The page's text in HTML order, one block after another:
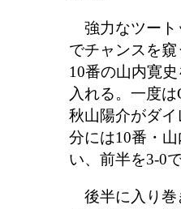
強力なツート
でチャンスを
10番の山内寛
入れる。一度
秋山陽介がダ
分には10番・
い、前半を3-0
後半に入り巻